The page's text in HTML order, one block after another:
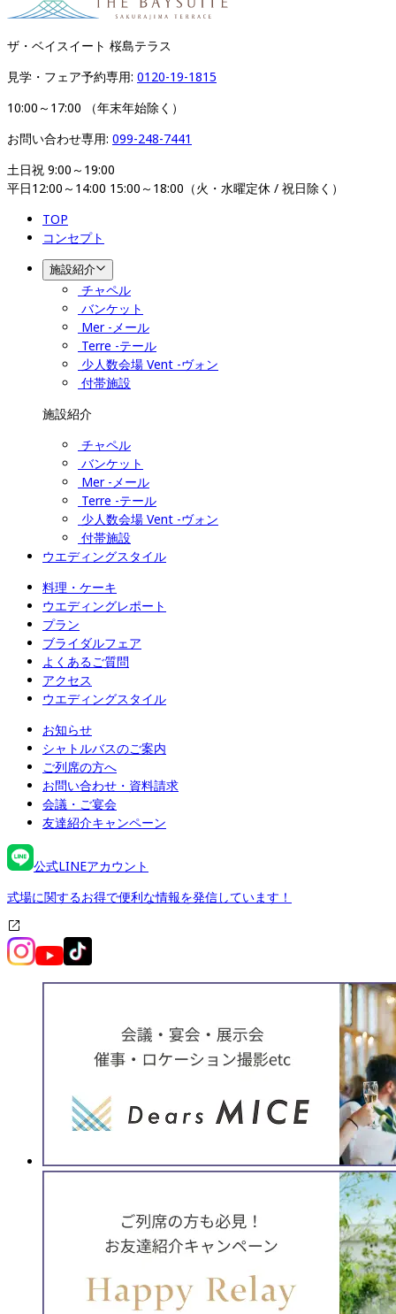
ザ・ベイスイート 桜島テラス
見学・フェア予約専用: 0120-19-1815
10:00～17:00 （年末年始除く）
お問い合わせ専用: 099-248-7441
土日祝 9:00～19:00
平日12:00～14:00 15:00～18:00（火・水曜定休 / 祝日除く）
TOP
コンセプト
施設紹介
チャペル
バンケット
Mer -メール
Terre -テール
少人数会場 Vent -ヴォン
付帯施設
施設紹介
チャペル
バンケット
Mer -メール
Terre -テール
少人数会場 Vent -ヴォン
付帯施設
ウエディングスタイル
料理・ケーキ
ウエディングレポート
プラン
ブライダルフェア
よくあるご質問
アクセス
ウエディングスタイル
お知らせ
シャトルバスのご案内
ご列席の方へ
お問い合わせ・資料請求
会議・ご宴会
友達紹介キャンペーン
公式LINEアカウント
式場に関するお得で便利な情報を発信しています！